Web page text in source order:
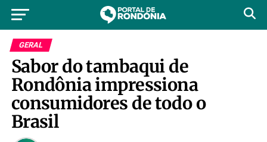
GERAL
Sabor do tambaqui de
Rondônia impressiona
consumidores de todo o
Brasil